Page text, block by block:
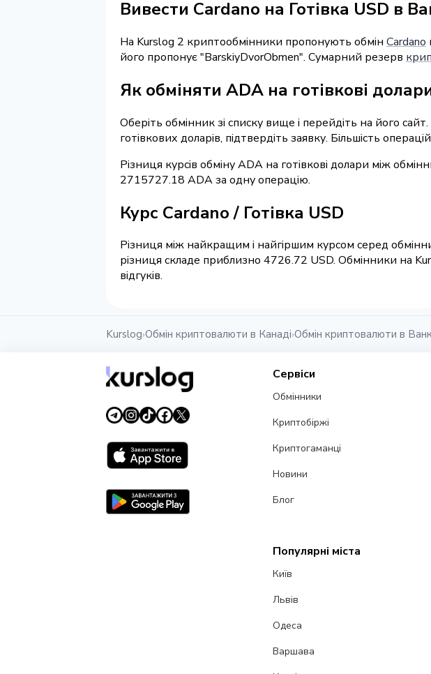
Вивести Cardano на Готівка USD в
На Kurslog 2 криптообмінники пропонують обмін Cardano
його пропонує "BarskiyDvorObmen". Сумарний резерв
Як обміняти ADA на готівкові
Оберіть обмінник зі списку вище і перейдіть на його
готівкових доларів, підтвердіть заявку. Більшість
Різниця курсів обміну ADA на готівкові долари між
2715727.18 ADA за одну операцію.
Курс Cardano / Готівка USD
Різниця між найкращим і найгіршим курсом серед
різниця складе приблизно 4726.72 USD. Обмінники на
відгуків.
Kurslog›Обмін криптовалюти в Канаді›Обмін криптовалюти в
Сервіси
Обмінники
Криптобіржі
Криптогаманці
Новини
Блог
Популярні міста
Київ
Львів
Одеса
Варшава